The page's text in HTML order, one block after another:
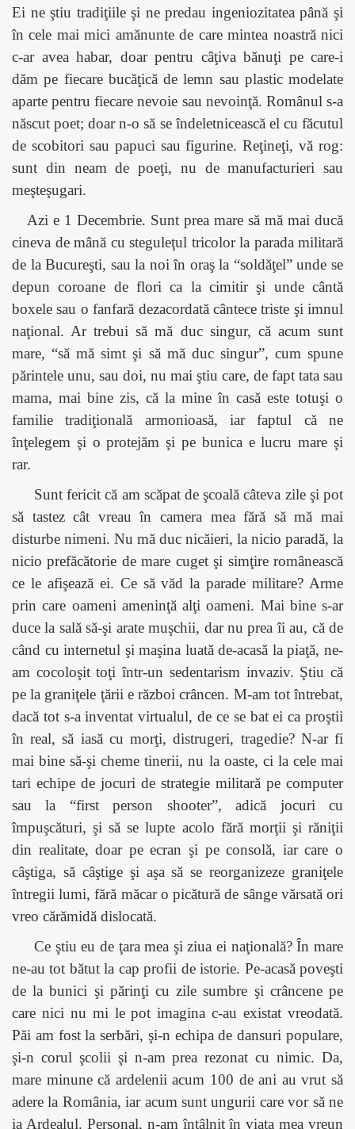
Ei ne ştiu tradiţiile şi ne predau ingeniozitatea până şi
în cele mai mici amănunte de care mintea noastră nici
c-ar avea habar, doar pentru câţiva bănuţi pe care-i
dăm pe fiecare bucăţică de lemn sau plastic modelate
aparte pentru fiecare nevoie sau nevoinţă. Românul s-a
născut poet; doar n-o să se îndeletnicească el cu făcutul
de scobitori sau papuci sau figurine. Reţineţi, vă rog:
sunt din neam de poeţi, nu de manufacturieri sau
meşteşugari.
Azi e 1 Decembrie. Sunt prea mare să mă mai ducă
cineva de mână cu steguleţul tricolor la parada militară
de la Bucureşti, sau la noi în oraş la “soldăţel” unde se
depun coroane de flori ca la cimitir şi unde cântă
boxele sau o fanfară dezacordată cântece triste şi imnul
naţional. Ar trebui să mă duc singur, că acum sunt
mare, “să mă simt şi să mă duc singur”, cum spune
părintele unu, sau doi, nu mai ştiu care, de fapt tata sau
mama, mai bine zis, că la mine în casă este totuşi o
familie tradiţională armonioasă, iar faptul că ne
înţelegem şi o protejăm şi pe bunica e lucru mare şi
rar.
Sunt fericit că am scăpat de şcoală câteva zile şi pot
să tastez cât vreau în camera mea fără să mă mai
disturbe nimeni. Nu mă duc nicăieri, la nicio paradă, la
nicio prefăcătorie de mare cuget şi simţire românească
ce le afişează ei. Ce să văd la parade militare? Arme
prin care oameni ameninţă alţi oameni. Mai bine s-ar
duce la sală să-şi arate muşchii, dar nu prea îi au, că de
când cu internetul şi maşina luată de-acasă la piaţă, ne-
am cocoloşit toţi într-un sedentarism invaziv. Ştiu că
pe la graniţele ţării e război crâncen. M-am tot întrebat,
dacă tot s-a inventat virtualul, de ce se bat ei ca proştii
în real, să iasă cu morţi, distrugeri, tragedie? N-ar fi
mai bine să-şi cheme tinerii, nu la oaste, ci la cele mai
tari echipe de jocuri de strategie militară pe computer
sau la “first person shooter”, adică jocuri cu
împuşcături, şi să se lupte acolo fără morţii şi răniţii
din realitate, doar pe ecran şi pe consolă, iar care o
câştiga, să câştige şi aşa să se reorganizeze graniţele
întregii lumi, fără măcar o picătură de sânge vărsată ori
vreo cărămidă dislocată.
Ce ştiu eu de ţara mea şi ziua ei naţională? În mare
ne-au tot bătut la cap profii de istorie. Pe-acasă poveşti
de la bunici şi părinţi cu zile sumbre şi crâncene pe
care nici nu mi le pot imagina c-au existat vreodată.
Păi am fost la serbări, şi-n echipa de dansuri populare,
şi-n corul şcolii şi n-am prea rezonat cu nimic. Da,
mare minune că ardelenii acum 100 de ani au vrut să
adere la România, iar acum sunt ungurii care vor să ne
ia Ardealul. Personal, n-am întâlnit în viaţa mea vreun